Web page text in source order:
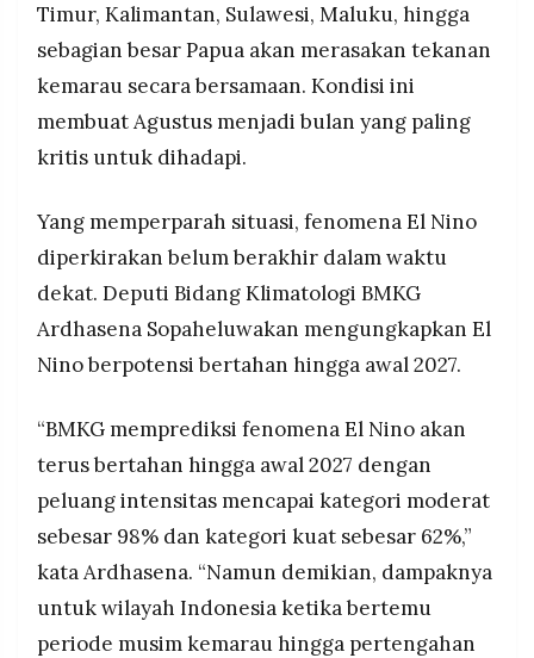
Timur, Kalimantan, Sulawesi, Maluku, hingga
sebagian besar Papua akan merasakan tekanan
kemarau secara bersamaan. Kondisi ini
membuat Agustus menjadi bulan yang paling
kritis untuk dihadapi.
Yang memperparah situasi, fenomena El Nino
diperkirakan belum berakhir dalam waktu
dekat. Deputi Bidang Klimatologi BMKG
Ardhasena Sopaheluwakan mengungkapkan El
Nino berpotensi bertahan hingga awal 2027.
“BMKG memprediksi fenomena El Nino akan
terus bertahan hingga awal 2027 dengan
peluang intensitas mencapai kategori moderat
sebesar 98% dan kategori kuat sebesar 62%,”
kata Ardhasena. “Namun demikian, dampaknya
untuk wilayah Indonesia ketika bertemu
periode musim kemarau hingga pertengahan